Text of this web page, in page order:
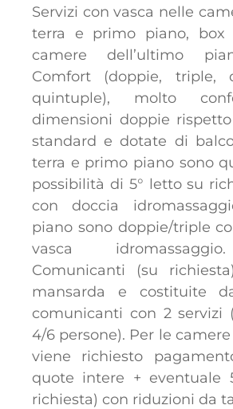
Servizi con vasca nelle
terra e primo piano, box
camere dell’ultimo
Comfort (doppie, triple,
quintuple), molto
dimensioni doppie
standard e dotate di
terra e primo piano sono
possibilità di 5° letto su
con doccia
piano sono doppie/triple
vasca
Comunicanti (su
mansarda e costituite
comunicanti con 2 servizi
4/6 persone). Per le
viene richiesto
quote intere + eventuale
richiesta) con riduzioni da